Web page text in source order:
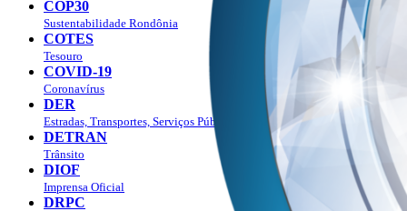
COP30
Sustentabilidade Rondônia
COTES
Tesouro
COVID-19
Coronavírus
DER
Estradas, Transportes, Serviços Públicos
DETRAN
Trânsito
DIOF
Imprensa Oficial
DRPC